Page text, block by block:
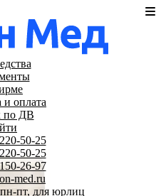
и оплата
по ДВ
50-25
50-25
26-97
med.ru
пт, для юрлиц